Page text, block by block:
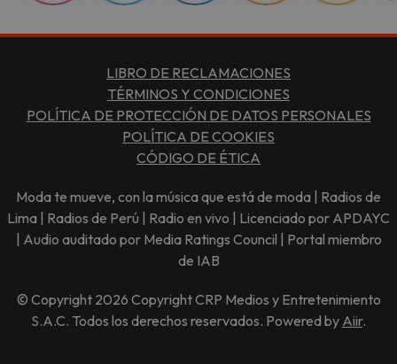
LIBRO DE RECLAMACIONES
TÉRMINOS Y CONDICIONES
POLÍTICA DE PROTECCIÓN DE DATOS PERSONALES
POLÍTICA DE COOKIES
CÓDIGO DE ÉTICA
Moda te mueve, con la música que está de moda | Radios de
Lima | Radios de Perú | Radio en vivo | Licenciado por APDAYC
| Audio auditado por Media Ratings Council | Portal miembro
de IAB
© Copyright 2026 Copyright CRP Medios y Entretenimiento
S.A.C. Todos los derechos reservados. Powered by Aiir.